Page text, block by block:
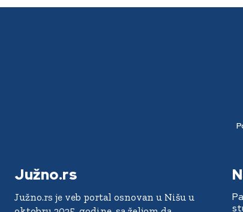
Južno.rs
Južno.rs je veb portal osnovan u Nišu u